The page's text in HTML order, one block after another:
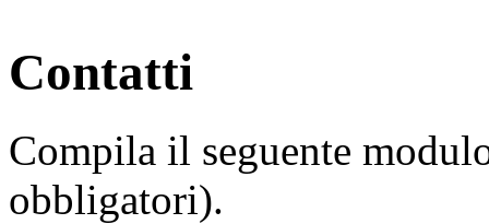
Contatti
Compila il seguente
obbligatori).